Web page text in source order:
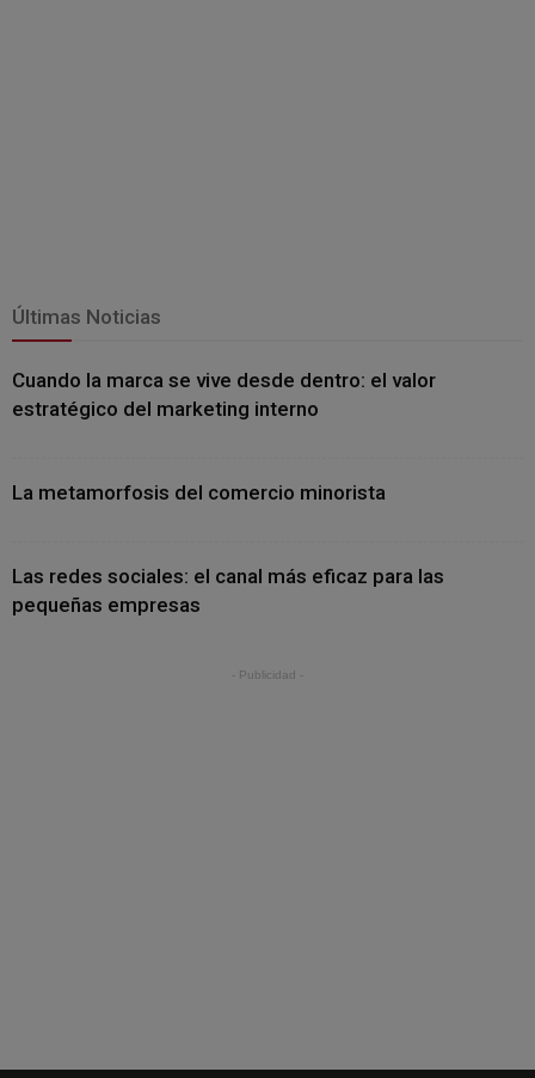
Últimas Noticias
Cuando la marca se vive desde dentro: el valor
estratégico del marketing interno
La metamorfosis del comercio minorista
Las redes sociales: el canal más eficaz para las
pequeñas empresas
- Publicidad -